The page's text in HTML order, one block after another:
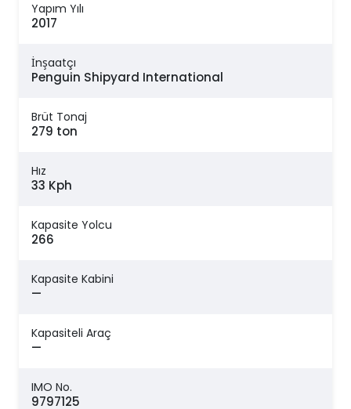
Yapım Yılı
2017
İnşaatçı
Penguin Shipyard International
Brüt Tonaj
279 ton
Hız
33 Kph
Kapasite Yolcu
266
Kapasite Kabini
—
Kapasiteli Araç
—
IMO No.
9797125